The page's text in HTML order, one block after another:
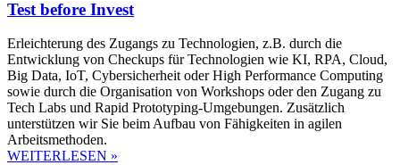
Test before Invest
Erleichterung des Zugangs zu Technologien, z.B. durch die
Entwicklung von Checkups für Technologien wie KI, RPA, Cloud,
Big Data, IoT, Cybersicherheit oder High Performance Computing
sowie durch die Organisation von Workshops oder den Zugang zu
Tech Labs und Rapid Prototyping-Umgebungen. Zusätzlich
unterstützen wir Sie beim Aufbau von Fähigkeiten in agilen
Arbeitsmethoden.
WEITERLESEN »